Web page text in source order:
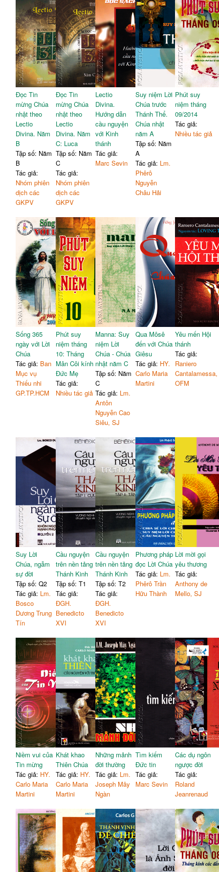
Đọc Tin
mừng Chúa
nhật theo
Lectio
Divina. Năm
B
Tập số: Năm
B
Tác giả:
Nhóm phiên
dịch các
GKPV
Đọc Tin
mừng Chúa
nhật theo
Lectio
Divina. Năm
C: Luca
Tập số: Năm
C
Tác giả:
Nhóm phiên
dịch các
GKPV
Lectio
Divina.
Hướng dẫn
cầu nguyện
với Kinh
thánh
Tác giả:
Marc Sevin
Suy niệm Lời
Chúa trước
Thánh Thể.
Chúa nhật
năm A
Tập số: Năm
A
Tác giả: Lm.
Phêrô
Nguyễn
Châu Hải
Phút suy
niệm tháng
09/2014
Tác giả:
Nhiều tác giả
Sống 365
ngày với Lời
Chúa
Tác giả: Ban
Mục vụ
Thiếu nhi
GP.TP.HCM
Phút suy
niệm tháng
10: Tháng
Mân Côi kính
Đức Mẹ
Tác giả:
Nhiều tác giả
Manna: Suy
niệm Lời
Chúa - Chúa
nhật năm C
Tập số: Năm
C
Tác giả: Lm.
Antôn
Nguyễn Cao
Siêu, SJ
Qua Môsê
đến với Chúa
Giêsu
Tác giả: HY.
Carlo Maria
Martini
Yêu mến Hội
thánh
Tác giả:
Raniero
Cantalamessa,
OFM
Suy Lời
Chúa, ngẫm
sự đời
Tập số: Q2
Tác giả: Lm.
Bosco
Dương Trung
Tín
Cầu nguyện
trên nền tảng
Thánh Kinh
Tập số: T1
Tác giả:
ĐGH.
Benedicto
XVI
Cầu nguyện
trên nền tảng
Thánh Kinh
Tập số: T2
Tác giả:
ĐGH.
Benedicto
XVI
Phương pháp
đọc Lời Chúa
Tác giả: Lm.
Phêrô Trần
Hữu Thành
Lời mời gọi
yêu thương
Tác giả:
Anthony de
Mello, SJ
Niềm vui của
Tin mừng
Tác giả: HY.
Carlo Maria
Martini
Khát khao
Thiên Chúa
Tác giả: HY.
Carlo Maria
Martini
Những mảnh
đời thường
Tác giả: Lm.
Joseph Mây
Ngàn
Tìm kiếm
Đức tin
Tác giả:
Marc Sevin
Các dụ ngôn
ngược đời
Tác giả:
Roland
Jeanrenaud